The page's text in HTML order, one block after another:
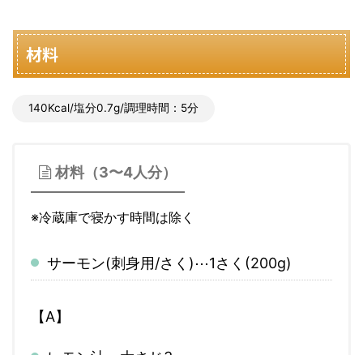
材料
140Kcal/塩分0.7g/調理時間：5分
材料（3〜4人分）
※冷蔵庫で寝かす時間は除く
サーモン(刺身用/さく)⋯1さく(200g)
【A】